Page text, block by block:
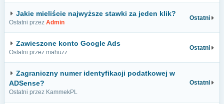
Jakie mieliście najwyższe stawki za jeden klik?
Ostatni przez Admin
Ostatni
Zawieszone konto Google Ads
Ostatni przez mahuzz
Ostatni
Zagraniczny numer identyfikacji podatkowej w
ADSense?
Ostatni przez KammekPL
Ostatni